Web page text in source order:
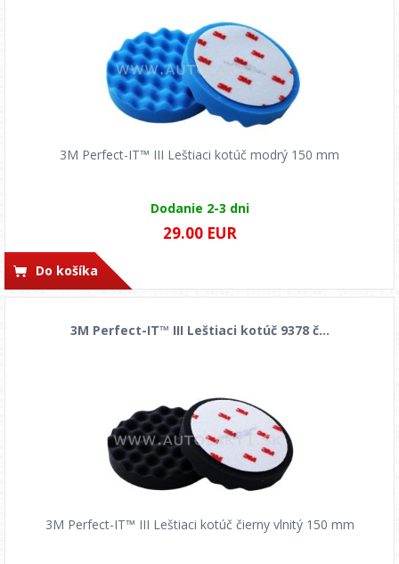
3M Perfect-IT™ III Leštiaci kotúč modrý 150 mm
Dodanie 2-3 dni
29.00 EUR
Do košíka
3M Perfect-IT™ III Leštiaci kotúč 9378 č...
3M Perfect-IT™ III Leštiaci kotúč čierny vlnitý 150 mm